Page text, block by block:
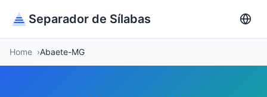
Separador de Sílabas
Home Abaete-MG